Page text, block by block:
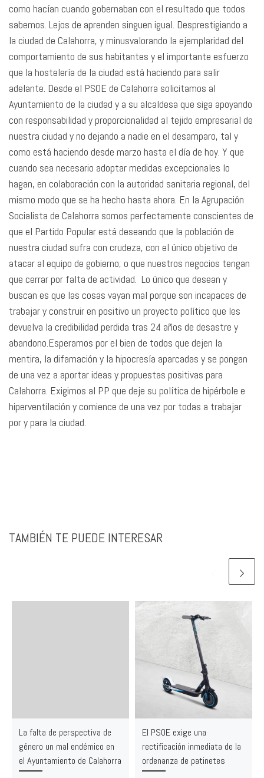
como hacían cuando gobernaban con el resultado que todos
sabemos. Lejos de aprenden singuen igual. Desprestigiando a
la ciudad de Calahorra, y minusvalorando la ejemplaridad del
comportamiento de sus habitantes y el importante esfuerzo
que la hostelería de la ciudad está haciendo para salir
adelante. Desde el PSOE de Calahorra solicitamos al
Ayuntamiento de la ciudad y a su alcaldesa que siga apoyando
con responsabilidad y proporcionalidad al tejido empresarial de
nuestra ciudad y no dejando a nadie en el desamparo, tal y
como está haciendo desde marzo hasta el día de hoy. Y que
cuando sea necesario adoptar medidas excepcionales lo
hagan, en colaboración con la autoridad sanitaria regional, del
mismo modo que se ha hecho hasta ahora. En la Agrupación
Socialista de Calahorra somos perfectamente conscientes de
que el Partido Popular está deseando que la población de
nuestra ciudad sufra con crudeza, con el único objetivo de
atacar al equipo de gobierno, o que nuestros negocios tengan
que cerrar por falta de actividad. Lo único que desean y
buscan es que las cosas vayan mal porque son incapaces de
trabajar y construir en positivo un proyecto político que les
devuelva la credibilidad perdida tras 24 años de desastre y
abandono.Esperamos por el bien de todos que dejen la
mentira, la difamación y la hipocresía aparcadas y se pongan
de una vez a aportar ideas y propuestas positivas para
Calahorra. Exigimos al PP que deje su política de hipérbole e
hiperventilación y comience de una vez por todas a trabajar
por y para la ciudad.
TAMBIÉN TE PUEDE INTERESAR
La falta de perspectiva de
género un mal endémico en
el Ayuntamiento de Calahorra
El PSOE exige una
rectificación inmediata de la
ordenanza de patinetes